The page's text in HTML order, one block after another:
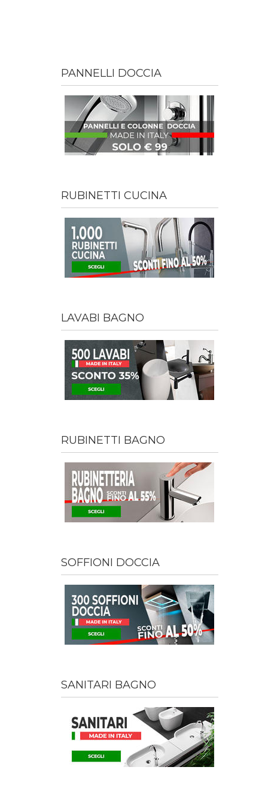
PANNELLI DOCCIA
RUBINETTI CUCINA
LAVABI BAGNO
RUBINETTI BAGNO
SOFFIONI DOCCIA
SANITARI BAGNO